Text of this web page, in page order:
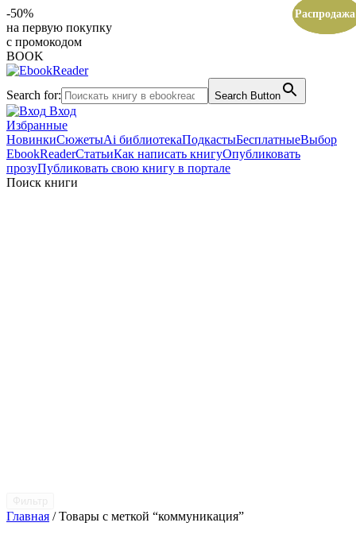
-50%
на первую покупку
с промокодом
BOOK
Search for: Search Button
Вход
Избранные
НовинкиСюжетыAi библиотекаПодкастыБесплатныеВыбор
EbookReaderСтатьиКак написать книгуОпубликовать
прозуПубликовать свою книгу в портале
Поиск книги
Главная / Товары с меткой “коммуникация”